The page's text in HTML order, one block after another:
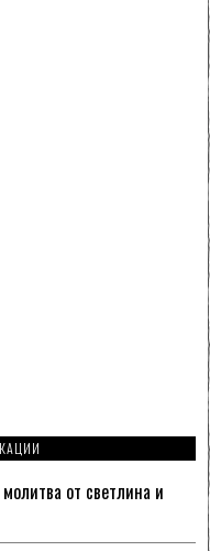
от светлина и